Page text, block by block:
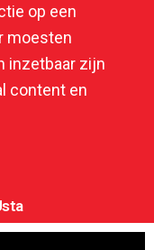
op een
moesten
inzetbaar zijn
content en